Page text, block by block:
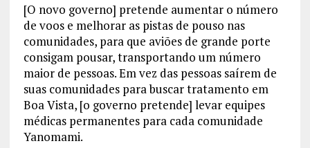
[O novo governo] pretende aumentar o número
de voos e melhorar as pistas de pouso nas
comunidades, para que aviões de grande porte
consigam pousar, transportando um número
maior de pessoas. Em vez das pessoas saírem de
suas comunidades para buscar tratamento em
Boa Vista, [o governo pretende] levar equipes
médicas permanentes para cada comunidade
Yanomami.